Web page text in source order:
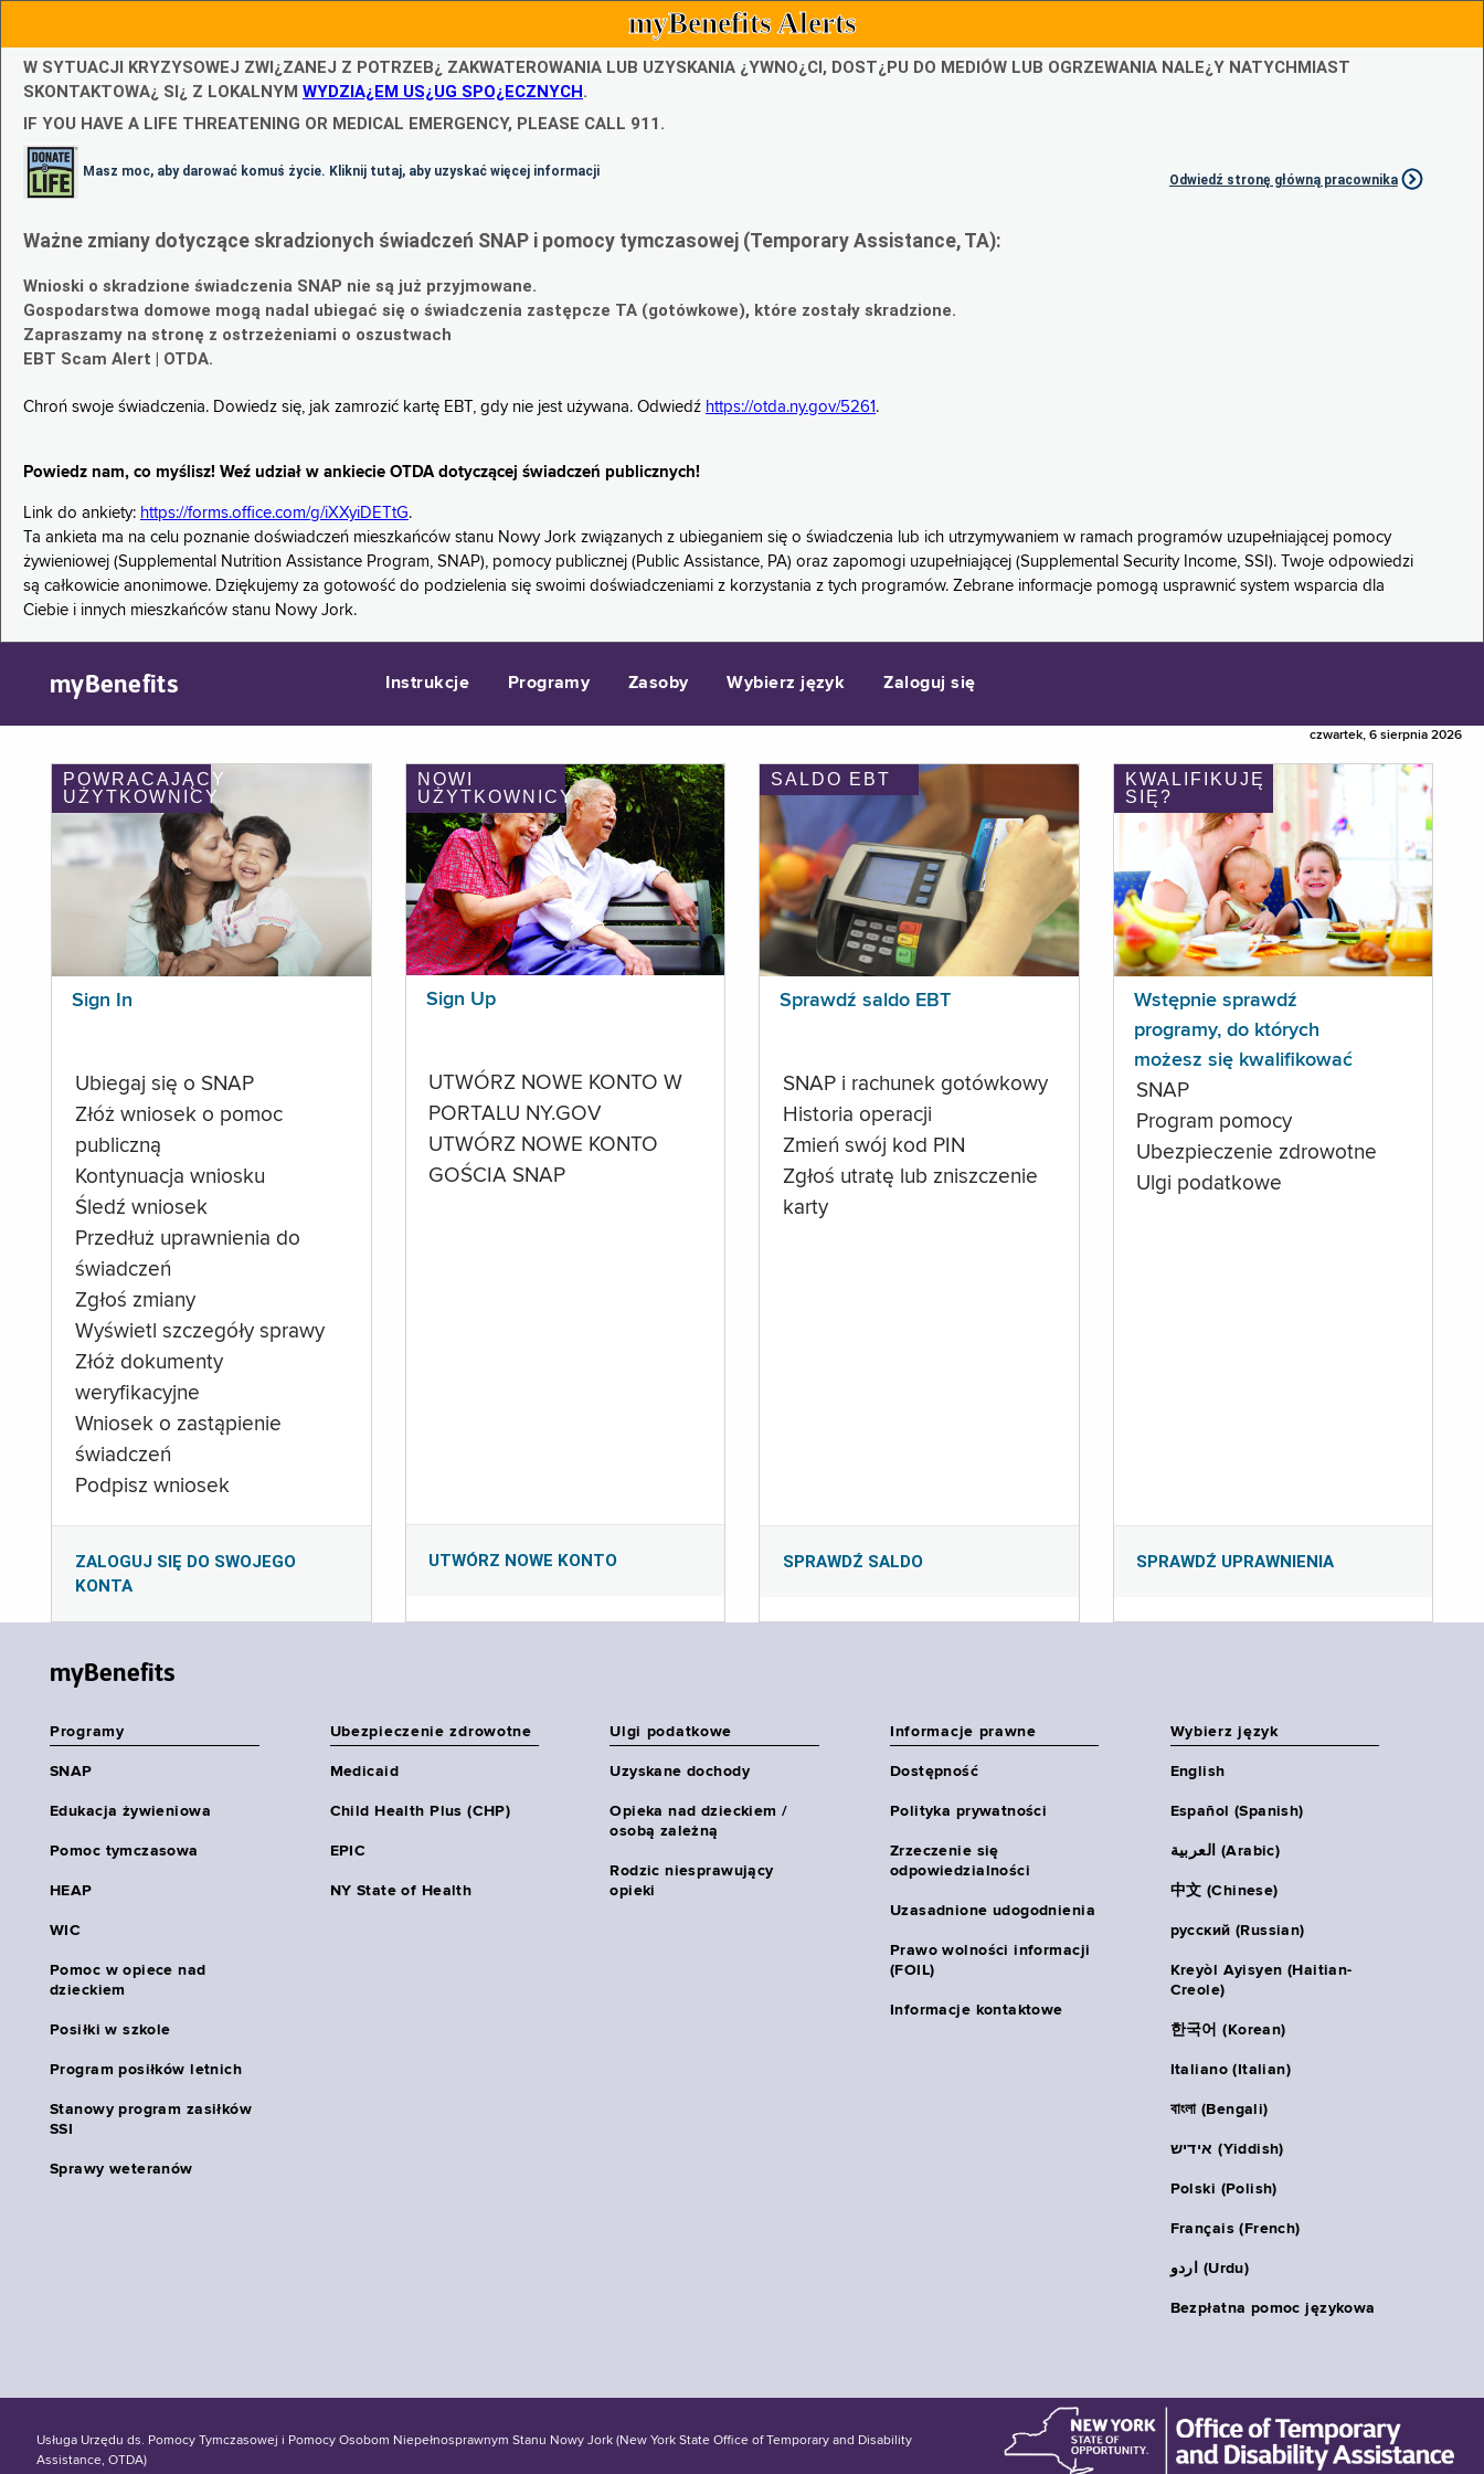
myBenefits Alerts
W SYTUACJI KRYZYSOWEJ ZWI¿ZANEJ Z POTRZEB¿ ZAKWATEROWANIA LUB UZYSKANIA ¿YWNO¿CI, DOST¿PU DO MEDIÓW LUB OGRZEWANIA NALE¿Y NATYCHMIAST
SKONTAKTOWA¿ SI¿ Z LOKALNYM WYDZIA¿EM US¿UG SPO¿ECZNYCH.
IF YOU HAVE A LIFE THREATENING OR MEDICAL EMERGENCY, PLEASE CALL 911.
Masz moc, aby darować komuś życie. Kliknij tutaj, aby uzyskać więcej informacji
Odwiedź stronę główną pracownika
Ważne zmiany dotyczące skradzionych świadczeń SNAP i pomocy tymczasowej (Temporary Assistance, TA):
Wnioski o skradzione świadczenia SNAP nie są już przyjmowane.
Gospodarstwa domowe mogą nadal ubiegać się o świadczenia zastępcze TA (gotówkowe), które zostały skradzione.
Zapraszamy na stronę z ostrzeżeniami o oszustwach
EBT Scam Alert | OTDA.
Chroń swoje świadczenia. Dowiedz się, jak zamrozić kartę EBT, gdy nie jest używana. Odwiedź https://otda.ny.gov/5261 .
Powiedz nam, co myślisz! Weź udział w ankiecie OTDA dotyczącej świadczeń publicznych!
Link do ankiety: https://forms.office.com/g/iXXyiDETtG.
Ta ankieta ma na celu poznanie doświadczeń mieszkańców stanu Nowy Jork związanych z ubieganiem się o świadczenia lub ich utrzymywaniem w ramach programów uzupełniającej pomocy
żywieniowej (Supplemental Nutrition Assistance Program, SNAP), pomocy publicznej (Public Assistance, PA) oraz zapomogi uzupełniającej (Supplemental Security Income, SSI). Twoje odpowiedzi
są całkowicie anonimowe. Dziękujemy za gotowość do podzielenia się swoimi doświadczeniami z korzystania z tych programów. Zebrane informacje pomogą usprawnić system wsparcia dla
Ciebie i innych mieszkańców stanu Nowy Jork.
myBenefits Instrukcje Programy Zasoby Wybierz język Zaloguj się
czwartek, 6 sierpnia 2026
POWRACAJĄCY
UŻYTKOWNICY
Sign In
Ubiegaj się o SNAP
Złóż wniosek o pomoc
publiczną
Kontynuacja wniosku
Śledź wniosek
Przedłuż uprawnienia do
świadczeń
Zgłoś zmiany
Wyświetl szczegóły sprawy
Złóż dokumenty
weryfikacyjne
Wniosek o zastąpienie
świadczeń
Podpisz wniosek
ZALOGUJ SIĘ DO SWOJEGO
KONTA
NOWI
UŻYTKOWNICY
Sign Up
UTWÓRZ NOWE KONTO W
PORTALU NY.GOV
UTWÓRZ NOWE KONTO
GOŚCIA SNAP
UTWÓRZ NOWE KONTO
SALDO EBT
Sprawdź saldo EBT
SNAP i rachunek gotówkowy
Historia operacji
Zmień swój kod PIN
Zgłoś utratę lub zniszczenie
karty
SPRAWDŹ SALDO
KWALIFIKUJĘ
SIĘ?
Wstępnie sprawdź
programy, do których
możesz się kwalifikować
SNAP
Program pomocy
Ubezpieczenie zdrowotne
Ulgi podatkowe
SPRAWDŹ UPRAWNIENIA
myBenefits
Programy
SNAP
Edukacja żywieniowa
Pomoc tymczasowa
HEAP
WIC
Pomoc w opiece nad
dzieckiem
Posiłki w szkole
Program posiłków letnich
Stanowy program zasiłków
SSI
Sprawy weteranów
Ubezpieczenie zdrowotne
Medicaid
Child Health Plus (CHP)
EPIC
NY State of Health
Ulgi podatkowe
Uzyskane dochody
Opieka nad dzieckiem /
osobą zależną
Rodzic niesprawujący
opieki
Informacje prawne
Dostępność
Polityka prywatności
Zrzeczenie się
odpowiedzialności
Uzasadnione udogodnienia
Prawo wolności informacji
(FOIL)
Informacje kontaktowe
Wybierz język
English
Español (Spanish)
العربية (Arabic)
中文 (Chinese)
русский (Russian)
Kreyòl Ayisyen (Haitian-
Creole)
한국어 (Korean)
Italiano (Italian)
বাংলা (Bengali)
אידיש (Yiddish)
Polski (Polish)
Français (French)
اردو (Urdu)
Bezpłatna pomoc językowa
Usługa Urzędu ds. Pomocy Tymczasowej i Pomocy Osobom Niepełnosprawnym Stanu Nowy Jork (New York State Office of Temporary and Disability
Assistance, OTDA)